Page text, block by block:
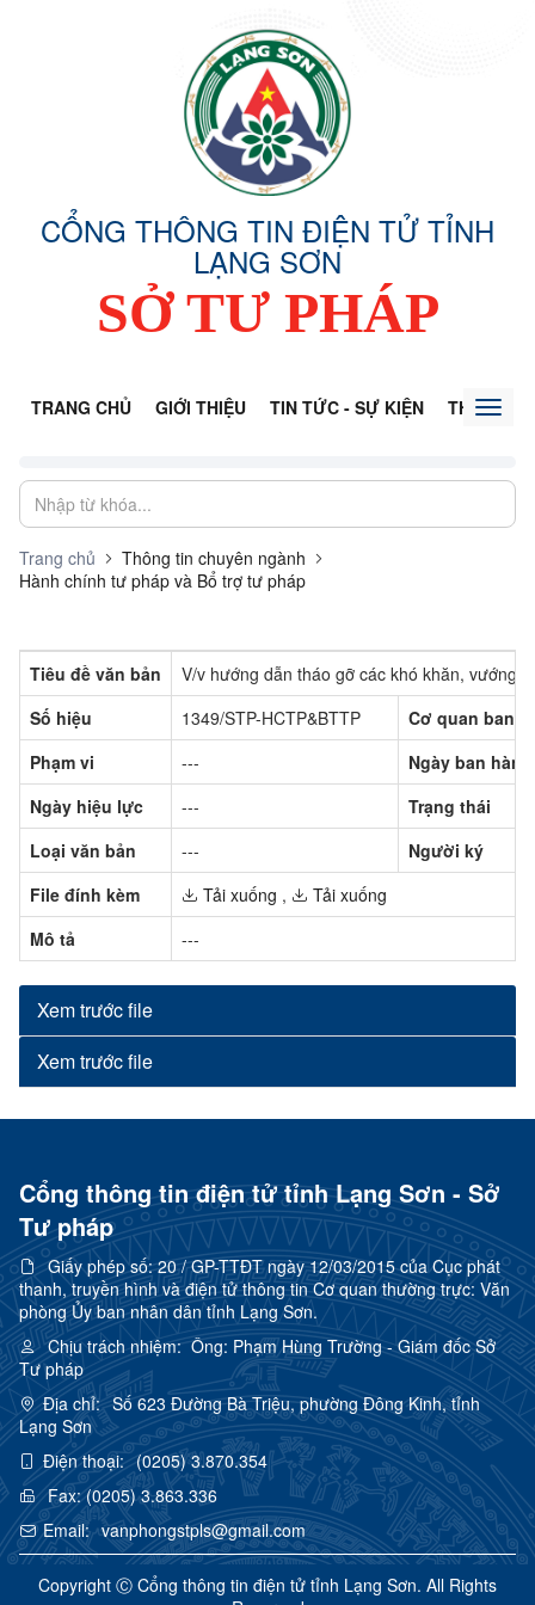
CỔNG THÔNG TIN ĐIỆN TỬ TỈNH
LẠNG SƠN
SỞ TƯ PHÁP
TRANG CHỦ GIỚI THIỆU TIN TỨC - SỰ KIỆN THÔNG
Trang chủ
Thông tin chuyên ngành
Hành chính tư pháp và Bổ trợ tư pháp
Tiêu đề văn bản
V/v hướng dẫn tháo gỡ các khó khăn, vướng
Số hiệu
1349/STP-HCTP&BTTP
Cơ quan ban
Phạm vi
---
Ngày ban hành
Ngày hiệu lực
---
Trạng thái
Loại văn bản
---
Người ký
File đính kèm
Tải xuống ,
Tải xuống
Mô tả
---
Xem trước file
Xem trước file
Cổng thông tin điện tử tỉnh Lạng Sơn - Sở
Tư pháp
Giấy phép số:20 / GP-TTĐT ngày 12/03/2015 của Cục phát
thanh, truyền hình và điện tử thông tin Cơ quan thường trực: Văn
phòng Ủy ban nhân dân tỉnh Lạng Sơn.
Chịu trách nhiệm:Ông: Phạm Hùng Trường - Giám đốc Sở
Tư pháp
Địa chỉ: Số 623 Đường Bà Triệu, phường Đông Kinh, tỉnh
Lạng Sơn
Điện thoại: (0205) 3.870.354
Fax:(0205) 3.863.336
Email: vanphongstpls@gmail.com
Copyright Ⓒ Cổng thông tin điện tử tỉnh Lạng Sơn. All Rights